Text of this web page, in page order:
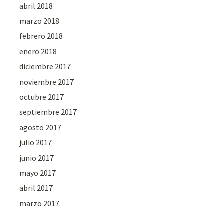
abril 2018
marzo 2018
febrero 2018
enero 2018
diciembre 2017
noviembre 2017
octubre 2017
septiembre 2017
agosto 2017
julio 2017
junio 2017
mayo 2017
abril 2017
marzo 2017